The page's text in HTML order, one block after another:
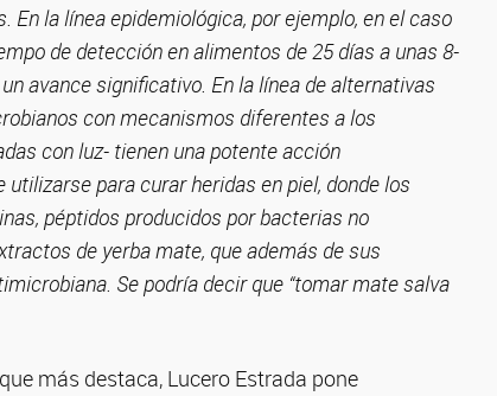
En la línea epidemiológica, por ejemplo, en el caso
de detección en alimentos de 25 días a unas 8-
avance significativo. En la línea de alternativas
con mecanismos diferentes a los
con luz- tienen una potente acción
para curar heridas en piel, donde los
péptidos producidos por bacterias no
de yerba mate, que además de sus
Se podría decir que “tomar mate salva
más destaca, Lucero Estrada pone